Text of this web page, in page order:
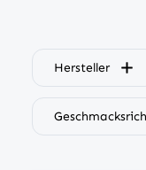
Hersteller